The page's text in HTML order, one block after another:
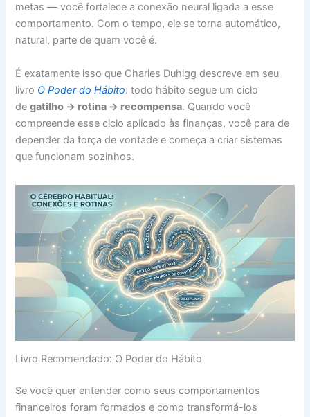
metas — você fortalece a conexão neural ligada a esse
comportamento. Com o tempo, ele se torna automático,
natural, parte de quem você é.
É exatamente isso que Charles Duhigg descreve em seu
livro O Poder do Hábito: todo hábito segue um ciclo
degatilho → rotina → recompensa. Quando você
compreende esse ciclo aplicado às finanças, você para de
depender da força de vontade e começa a criar sistemas
que funcionam sozinhos.
Livro Recomendado: O Poder do Hábito
Se você quer entender como seus comportamentos
financeiros foram formados e como transformá-los